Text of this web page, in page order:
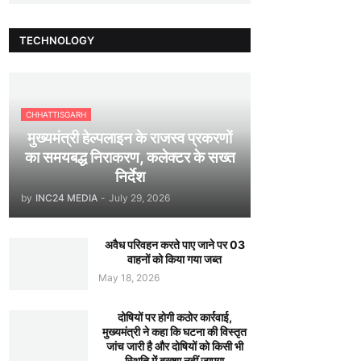
TECHNOLOGY
CHHATTISGARH
मुख्यमंत्री हेल्पलाइन के राजस्व प्रकरणों
का समयबद्ध निराकरण, कलेक्टर के सख्त
निर्देश
by INC24 MEDIA - July 29, 2026
अवैध परिवहन करते पाए जाने पर 03
वाहनों को किया गया जब्त
May 18, 2026
दोषियों पर होगी कठोर कार्रवाई,
मुख्यमंत्री ने कहा कि घटना की विस्तृत
जांच जारी है और दोषियों को किसी भी